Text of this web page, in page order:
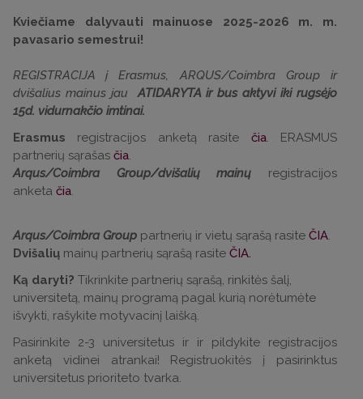
Kviečiame dalyvauti mainuose 2025-2026 m. m.
pavasario semestrui!
REGISTRACIJA į Erasmus, ARQUS/Coimbra Group ir
dvišalius mainus jau ATIDARYTA ir bus aktyvi iki rugsėjo
15d. vidurnakčio imtinai.
Erasmus registracijos anketą rasite čia. ERASMUS
partnerių sąrašas čia.
Arqus/Coimbra Group/dvišalių mainų registracijos
anketa čia.
Arqus/Coimbra Group partnerių ir vietų sąrašą rasite ČIA.
Dvišalių mainų partnerių sąrašą rasite ČIA.
Ką daryti? Tikrinkite partnerių sąrašą, rinkitės šalį,
universitetą, mainų programą pagal kurią norėtumėte
išvykti, rašykite motyvacinį laišką.
Pasirinkite 2-3 universitetus ir ir pildykite registracijos
anketą vidinei atrankai! Registruokitės į pasirinktus
universitetus prioriteto tvarka.